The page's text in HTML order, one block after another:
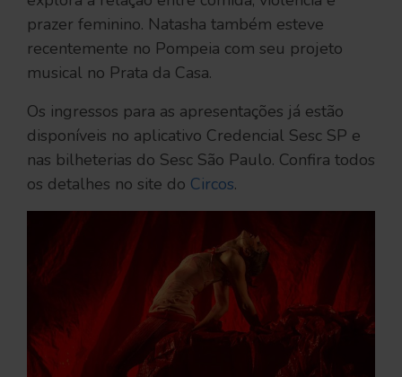
prazer feminino. Natasha também esteve
recentemente no Pompeia com seu projeto
musical no Prata da Casa.
Os ingressos para as apresentações já estão
disponíveis no aplicativo Credencial Sesc SP e
nas bilheterias do Sesc São Paulo. Confira todos
os detalhes no site do Circos.